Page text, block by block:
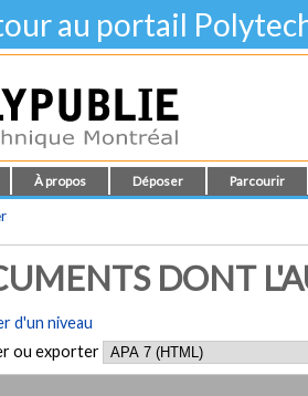
au portail
À propos Déposer Parcourir
DONT
d'un niveau
ou exporter